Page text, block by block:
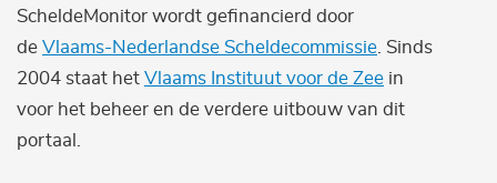
ScheldeMonitor wordt gefinancierd door
de Vlaams-Nederlandse Scheldecommissie . Sinds
2004 staat het Vlaams Instituut voor de Zee in
voor het beheer en de verdere uitbouw van dit
portaal.